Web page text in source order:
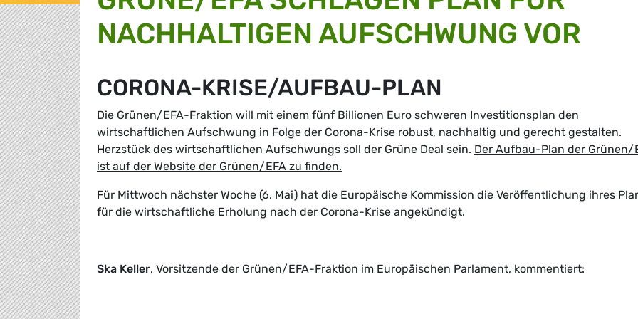
NACHHALTIGEN AUFSCHWUNG VOR
CORONA-KRISE/AUFBAU-PLAN
Die Grünen/EFA-Fraktion will mit einem fünf Billionen Euro schweren Investitionsplan den
wirtschaftlichen Aufschwung in Folge der Corona-Krise robust, nachhaltig und gerecht gestalten.
Herzstück des wirtschaftlichen Aufschwungs soll der Grüne Deal sein. Der Aufbau-Plan der Grünen/
ist auf der Website der Grünen/EFA zu finden.
Für Mittwoch nächster Woche (6. Mai) hat die Europäische Kommission die Veröffentlichung ihres
für die wirtschaftliche Erholung nach der Corona-Krise angekündigt.
Ska Keller, Vorsitzende der Grünen/EFA-Fraktion im Europäischen Parlament, kommentiert: